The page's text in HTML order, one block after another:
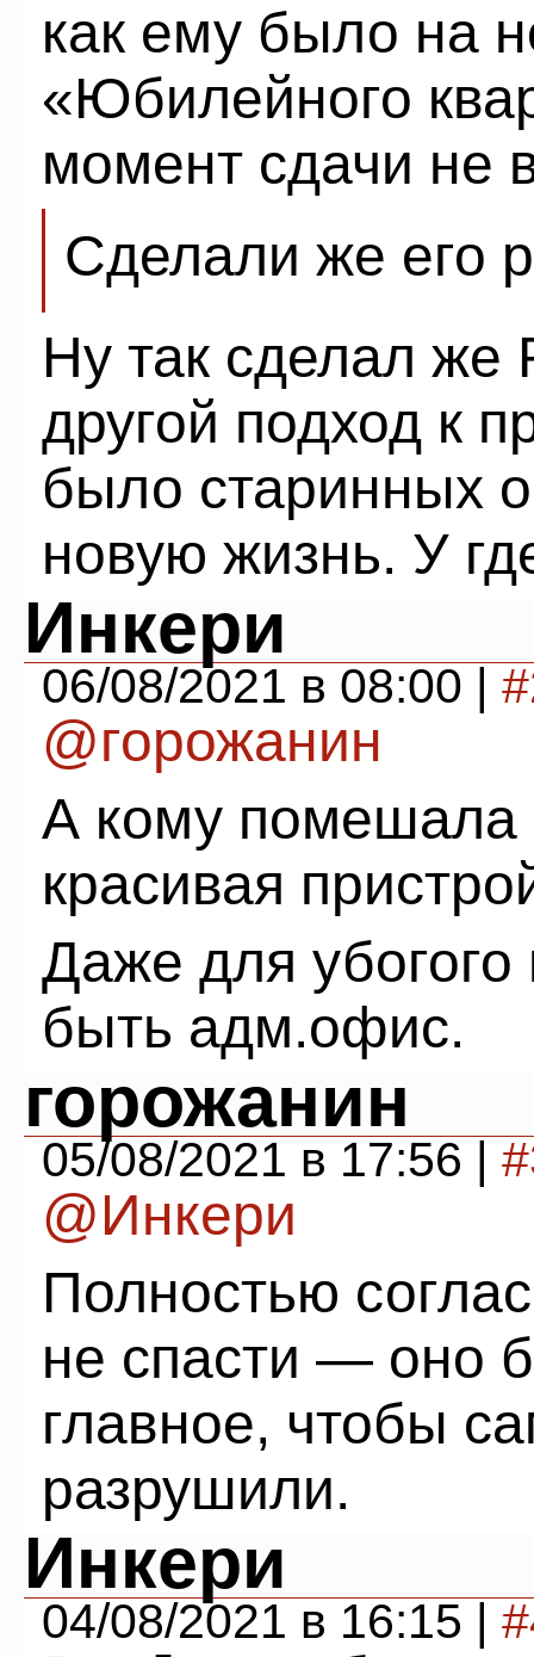
как ему было на
«Юбилейного
момент сдачи не
Сделали же его
Ну так сделал же
другой подход к
было старинных
новую жизнь. У
Инкери
06/08/2021 в 08:00 |
@горожанин
А кому помешала
красивая
Даже для
быть адм.офис.
горожанин
05/08/2021 в 17:56 |
@Инкери
Полностью
не спасти — оно
главное, чтобы
разрушили.
Инкери
04/08/2021 в 16:15 |